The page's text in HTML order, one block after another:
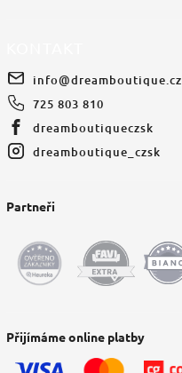
info@dreamboutique.cz
725 803 810
dreamboutiqueczsk
dreamboutique_czsk
Partneři
Přijímáme online platby